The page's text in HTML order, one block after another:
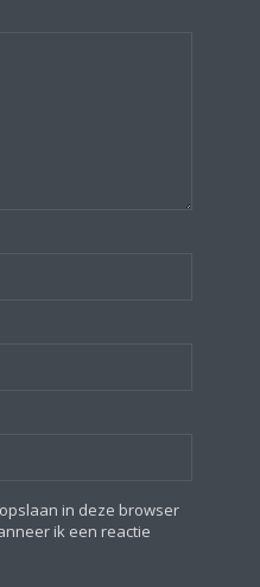
in deze browser
ik een reactie